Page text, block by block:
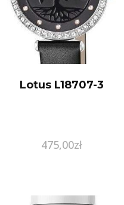
Lotus L18707-3
475,00zł